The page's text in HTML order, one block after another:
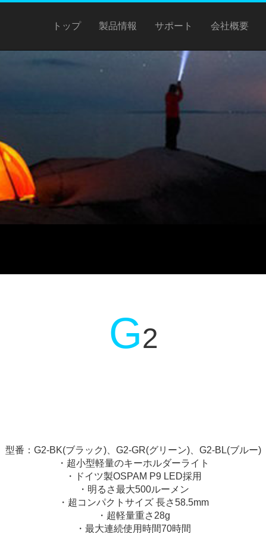
トップ 製品情報 サポート 会社概要
G2
型番：G2-BK(ブラック)、G2-GR(グリーン)、G2-BL(ブルー)
・超小型軽量のキーホルダーライト
・ドイツ製OSPAM P9 LED採用
・明るさ最大500ルーメン
・超コンパクトサイズ 長さ58.5mm
・超軽量重さ28g
・最大連続使用時間70時間